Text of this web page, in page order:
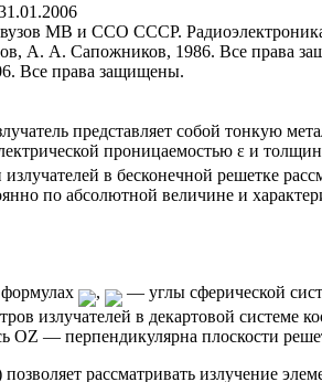
MB и ССО СССР.
А. А. Сапожников, 1986. Все права
Все права защищены.
представляет собой тонкую
проницаемостью ε и
излучателей в бесконечной решетке
по абсолютной величине и
, — углы сферической
излучателей в декартовой системе
OZ — перпендикулярна плоскости
рассматривать излучение